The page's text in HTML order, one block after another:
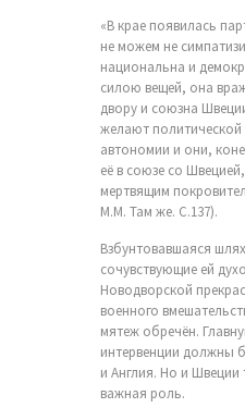
«В крае появилась
не можем не
национальна и
силою вещей, она
двору и союзна
желают
автономии и они,
её в союзе со
мертвящим
М.М. Там же. С.137).
Взбунтовавшаяся
сочувствующие ей
Новодворской
военного
мятеж обречён.
интервенции должны
и Англия. Но и Швеции
важная роль.